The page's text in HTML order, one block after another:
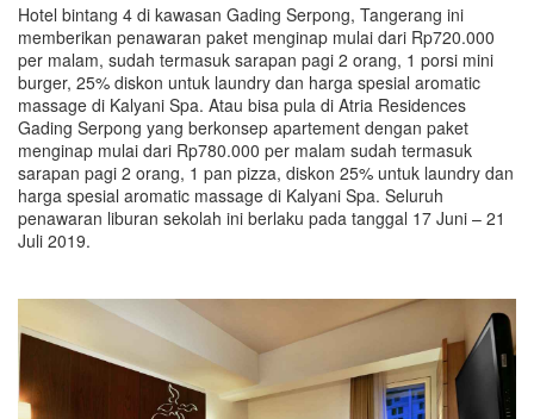
Hotel bintang 4 di kawasan Gading Serpong, Tangerang ini
memberikan penawaran paket menginap mulai dari Rp720.000
per malam, sudah termasuk sarapan pagi 2 orang, 1 porsi mini
burger, 25% diskon untuk laundry dan harga spesial aromatic
massage di Kalyani Spa. Atau bisa pula di Atria Residences
Gading Serpong yang berkonsep apartement dengan paket
menginap mulai dari Rp780.000 per malam sudah termasuk
sarapan pagi 2 orang, 1 pan pizza, diskon 25% untuk laundry dan
harga spesial aromatic massage di Kalyani Spa. Seluruh
penawaran liburan sekolah ini berlaku pada tanggal 17 Juni – 21
Juli 2019.